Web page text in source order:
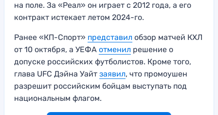
на поле. За «Реал» он играет с 2012 года, а его
контракт истекает летом 2024-го.
Ранее «КП-Спорт» представил обзор матчей КХЛ
от 10 октября, а УЕФА отменил решение о
допуске российских футболистов. Кроме того,
глава UFC Дэйна Уайт заявил, что промоушен
разрешит российским бойцам выступать под
национальным флагом.